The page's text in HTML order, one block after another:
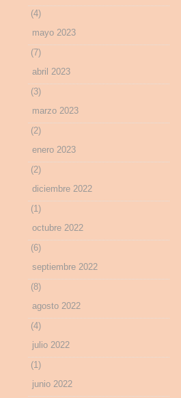
(4)
mayo 2023
(7)
abril 2023
(3)
marzo 2023
(2)
enero 2023
(2)
diciembre 2022
(1)
octubre 2022
(6)
septiembre 2022
(8)
agosto 2022
(4)
julio 2022
(1)
junio 2022